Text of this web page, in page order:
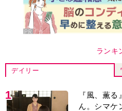
ランキ
デイリー
1
『風、薫
ん。シマケ